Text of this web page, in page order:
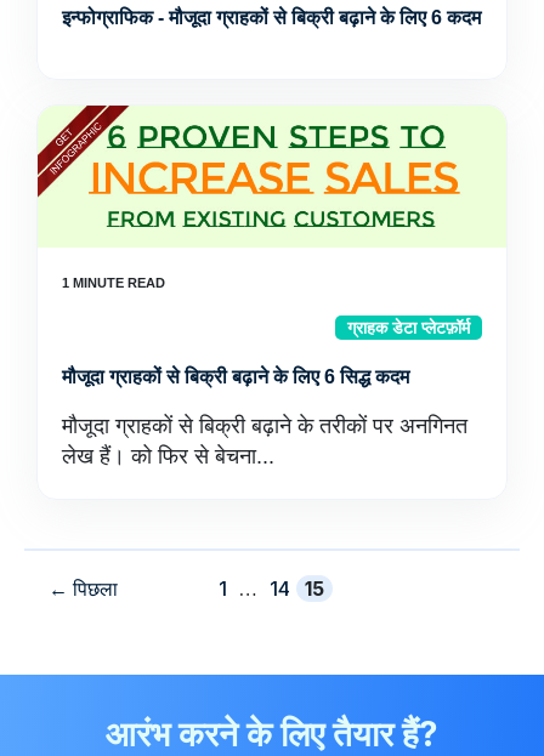
इन्फोग्राफिक - मौजूदा ग्राहकों से बिक्री बढ़ाने के लिए 6 कदम
ग्राहक डेटा प्लेटफ़ॉर्म
मौजूदा ग्राहकों से बिक्री बढ़ाने के लिए 6 सिद्ध कदम
मौजूदा ग्राहकों से बिक्री बढ़ाने के तरीकों पर अनगिनत
लेख हैं। को फिर से बेचना...
← पिछला पृष्ठ
1 … पृष्ठ
14 पृष्ठ
15
आरंभ करने के लिए तैयार हैं?